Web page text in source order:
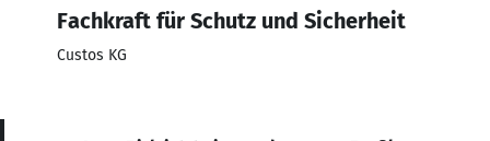
Fachkraft für Schutz und Sicherheit
Custos KG